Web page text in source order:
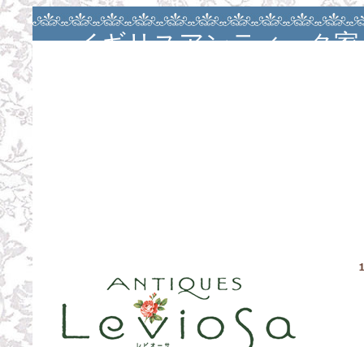
イギリスアンティーク